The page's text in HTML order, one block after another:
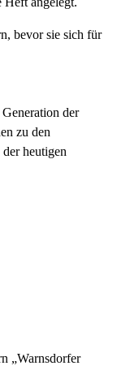
bevor sie sich für
der
zu den
heutigen
„Warnsdorfer